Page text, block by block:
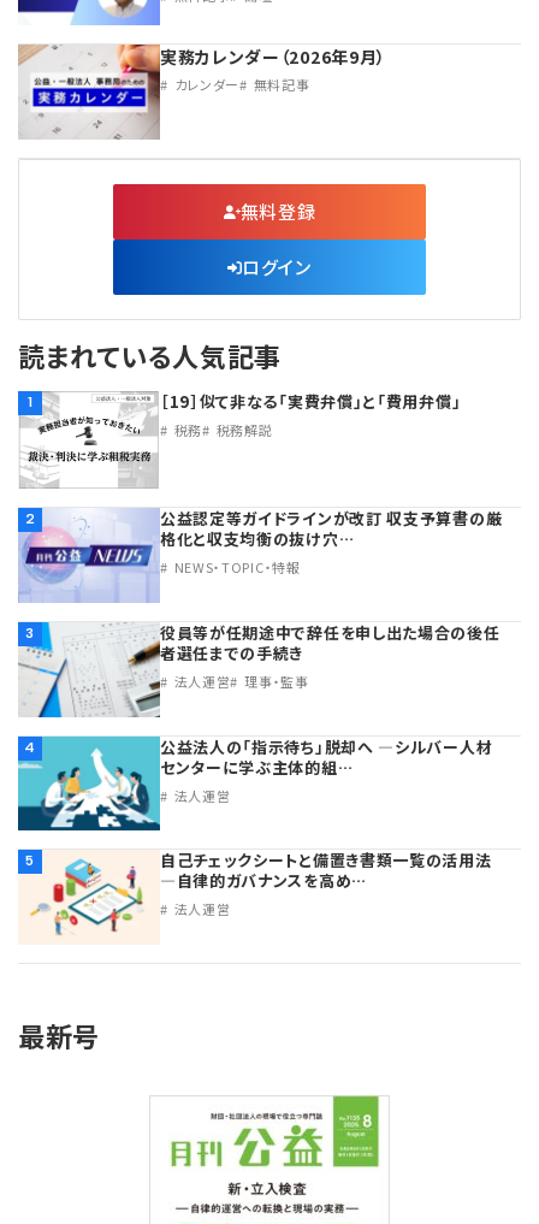
実務カレンダー（2026年9月）
カレンダー 無料記事
無料登録
ログイン
読まれている人気記事
1 ［19］似て非なる「実費弁償」と「費用弁償」
税務 税務解説
2
公益認定等ガイドラインが改訂 収支予算書の厳
格化と収支均衡の抜け穴…
NEWS・TOPIC・特報
3
役員等が任期途中で辞任を申し出た場合の後任
者選任までの手続き
法人運営 理事・監事
4
公益法人の「指示待ち」脱却へ ―シルバー人材
センターに学ぶ主体的組…
法人運営
5
自己チェックシートと備置き書類一覧の活用法
―自律的ガバナンスを高め…
法人運営
最新号